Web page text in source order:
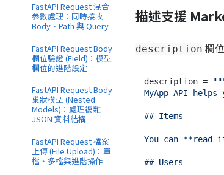
描述支援
description 欄
description =
MyApp API
## Items
You can **read
## Users
FastAPI Request 混合
參數處理：同時接收
Body、Path 與 Query
FastAPI Request Body
欄位驗證 (Field)：模型
欄位的進階設定
FastAPI Request Body
巢狀模型 (Nested
Models)：處理複雜
JSON 資料結構
FastAPI Request 檔案
上傳 (File Upload)：單
檔、多檔與進階操作